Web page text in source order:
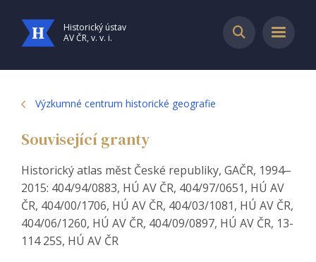
Historický ústav
AV ČR, v. v. i.
Výzkumné centrum historické geografie
Související granty
Historický atlas měst České republiky, GAČR, 1994‒
2015: 404/94/0883, HÚ AV ČR, 404/97/0651, HÚ AV
ČR, 404/00/1706, HÚ AV ČR, 404/03/1081, HÚ AV ČR,
404/06/1260, HÚ AV ČR, 404/09/0897, HÚ AV ČR, 13-
114 25S, HÚ AV ČR